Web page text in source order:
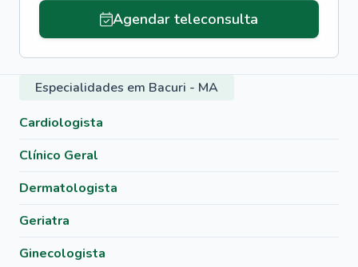
Agendar teleconsulta
Especialidades em Bacuri - MA
Cardiologista
Clínico Geral
Dermatologista
Geriatra
Ginecologista